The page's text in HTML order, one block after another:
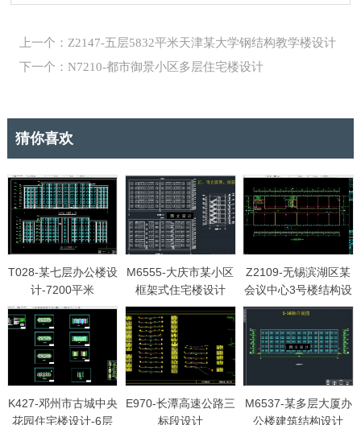
上一个：Z2147-五层5832平米天津某大学钢结构教学楼设计
下一个：N7210-都市御景小区多层住宅楼设计
猜你喜欢
T028-某七层办公楼设
计-7200平米
M6555-大庆市某小区
框架式住宅楼设计
Z2109-无锡滨湖区某
会议中心3号楼结构设
计
K427-邓州市古城中央
花园住宅楼设计-6层
E970-长潭高速公路三
标段设计
M6537-某多层大厦办
公楼建筑结构设计